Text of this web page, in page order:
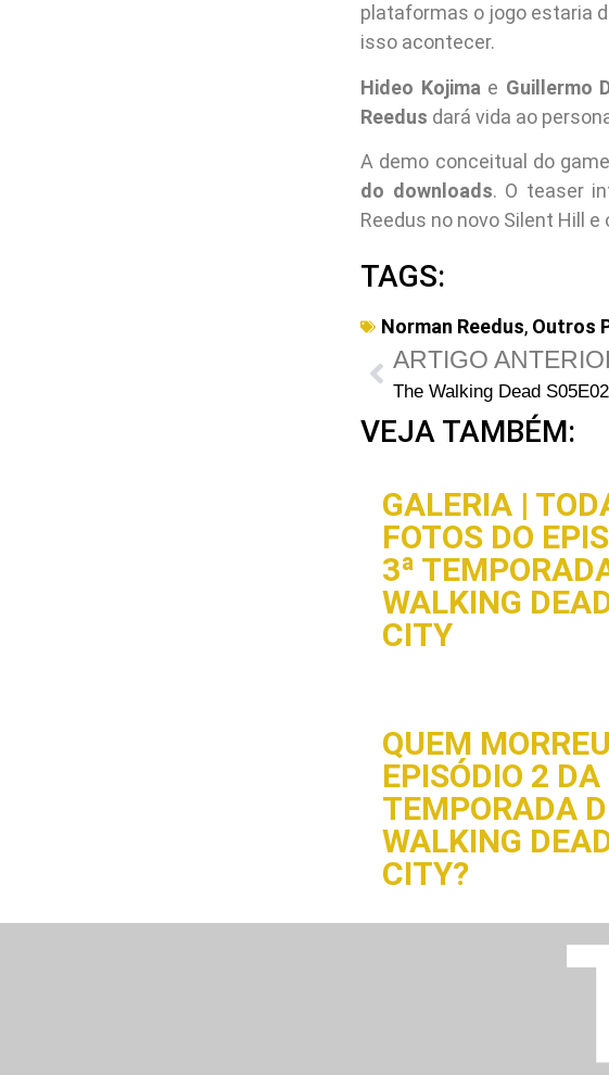
plataformas o jogo estaria
isso acontecer.
Hideo Kojima e Guillermo
Reedus dará vida ao
A demo conceitual do
do downloads. O teaser
Reedus no novo Silent Hill
TAGS:
Norman Reedus, Outros
ARTIGO
VEJA TAMBÉM:
GALERIA |
FOTOS DO
3ª
WALKING
CITY
QUEM
EPISÓDIO 2 DA
TEMPORADA
WALKING
CITY?